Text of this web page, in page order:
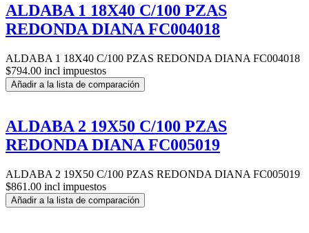
ALDABA 1 18X40 C/100 PZAS
REDONDA DIANA FC004018
ALDABA 1 18X40 C/100 PZAS REDONDA DIANA FC004018
$794.00 incl impuestos
Añadir a la lista de comparación
ALDABA 2 19X50 C/100 PZAS
REDONDA DIANA FC005019
ALDABA 2 19X50 C/100 PZAS REDONDA DIANA FC005019
$861.00 incl impuestos
Añadir a la lista de comparación